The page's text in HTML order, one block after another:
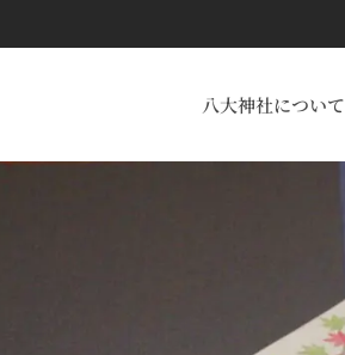
八大神社について